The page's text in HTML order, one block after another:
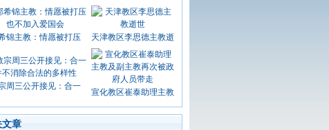
锦主教：情愿被打压 天津教区李思德主教逝
周三公开接见：合一
宣化教区崔泰助理主教
文章